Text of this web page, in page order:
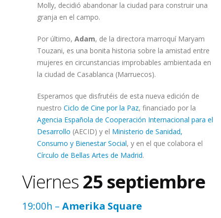
Molly, decidió abandonar la ciudad para construir una
granja en el campo.
Por último, Adam, de la directora marroquí Maryam
Touzani, es una bonita historia sobre la amistad entre
mujeres en circunstancias improbables ambientada en
la ciudad de Casablanca (Marruecos).
Esperamos que disfrutéis de esta nueva edición de
nuestro Ciclo de Cine por la Paz, financiado por la
Agencia Española de Cooperación Internacional para el
Desarrollo (AECID) y el Ministerio de Sanidad,
Consumo y Bienestar Social, y en el que colabora el
Círculo de Bellas Artes de Madrid.
Viernes 25 septiembre
19:00h – Amerika Square